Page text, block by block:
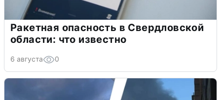
Ракетная опасность в Свердловской
области: что известно
6 августа 0